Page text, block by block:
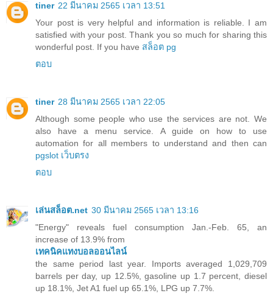
tiner 22 มีนาคม 2565 เวลา 13:51
Your post is very helpful and information is reliable. I am
satisfied with your post. Thank you so much for sharing this
wonderful post. If you have สล็อต pg
ตอบ
tiner 28 มีนาคม 2565 เวลา 22:05
Although some people who use the services are not. We
also have a menu service. A guide on how to use
automation for all members to understand and then can
pgslot เว็บตรง
ตอบ
เล่นสล็อต.net 30 มีนาคม 2565 เวลา 13:16
"Energy" reveals fuel consumption Jan.-Feb. 65, an
increase of 13.9% from
เทคนิคแทงบอลออนไลน์
the same period last year. Imports averaged 1,029,709
barrels per day, up 12.5%, gasoline up 1.7 percent, diesel
up 18.1%, Jet A1 fuel up 65.1%, LPG up 7.7%.